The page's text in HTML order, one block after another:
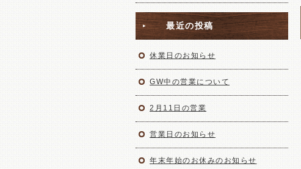
最近の投稿
休業日のお知らせ
GW中の営業について
2月11日の営業
営業日のお知らせ
年末年始のお休みのお知らせ